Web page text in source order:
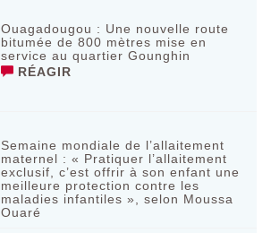
Ouagadougou : Une nouvelle route
bitumée de 800 mètres mise en
service au quartier Gounghin
RÉAGIR
Semaine mondiale de l’allaitement
maternel : « Pratiquer l’allaitement
exclusif, c’est offrir à son enfant une
meilleure protection contre les
maladies infantiles », selon Moussa
Ouaré